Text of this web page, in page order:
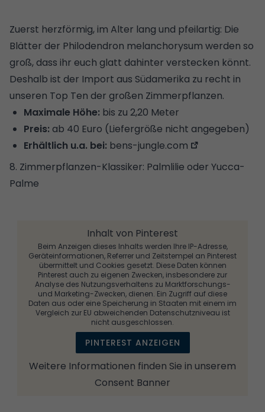
Zuerst herzförmig, im Alter lang und pfeilartig: Die
Blätter der Philodendron melanchorysum werden so
groß, dass ihr euch glatt dahinter verstecken könnt.
Deshalb ist der Import aus Südamerika zu recht in
unseren Top Ten der großen Zimmerpflanzen.
Maximale Höhe: bis zu 2,20 Meter
Preis: ab 40 Euro (Liefergröße nicht angegeben)
Erhältlich u.a. bei: bens-jungle.com
8. Zimmerpflanzen-Klassiker: Palmlilie oder Yucca-
Palme
Inhalt von Pinterest
Beim Anzeigen dieses Inhalts werden Ihre IP-Adresse,
Geräteinformationen, Referrer und Zeitstempel an Pinterest
übermittelt und Cookies gesetzt. Diese Daten können
Pinterest auch zu eigenen Zwecken, insbesondere zur
Analyse des Nutzungsverhaltens zu Marktforschungs-
und Marketing-Zwecken, dienen. Ein Zugriff auf diese
Daten aus oder eine Speicherung in Staaten mit einem im
Vergleich zur EU abweichenden Datenschutzniveau ist
nicht ausgeschlossen.
PINTEREST ANZEIGEN
Weitere Informationen finden Sie in unserem
Consent Banner